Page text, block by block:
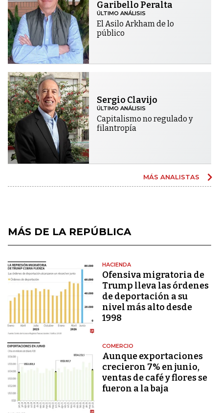
Garibello Peralta
ÚLTIMO ANÁLISIS
El Asilo Arkham de lo
público
Sergio Clavijo
ÚLTIMO ANÁLISIS
Capitalismo no regulado y
filantropía
MÁS ANALISTAS
MÁS DE LA REPÚBLICA
HACIENDA
Ofensiva migratoria de
Trump lleva las órdenes
de deportación a su
nivel más alto desde
1998
COMERCIO
Aunque exportaciones
crecieron 7% en junio,
ventas de café y flores se
fueron a la baja